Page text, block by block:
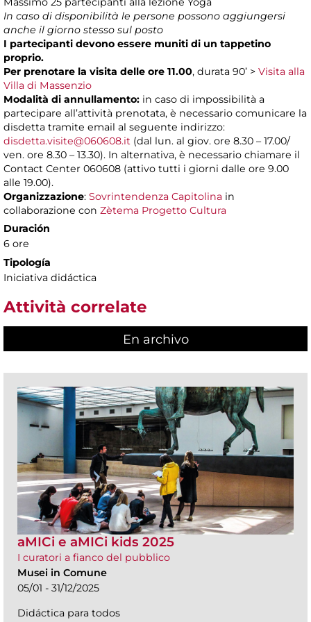
In caso di disponibilità le persone possono aggiungersi
anche il giorno stesso sul posto
I partecipanti devono essere muniti di un tappetino
proprio.
Per prenotare la visita delle ore 11.00, durata 90’ > Visita alla
Villa di Massenzio
Modalità di annullamento: in caso di impossibilità a
partecipare all’attività prenotata, è necessario comunicare la
disdetta tramite email al seguente indirizzo:
disdetta.visite@060608.it (dal lun. al giov. ore 8.30 – 17.00/
ven. ore 8.30 – 13.30). In alternativa, è necessario chiamare il
Contact Center 060608 (attivo tutti i giorni dalle ore 9.00
alle 19.00).
Organizzazione: Sovrintendenza Capitolina in
collaborazione con Zètema Progetto Cultura
Duración
6 ore
Tipología
Iniciativa didáctica
Attività correlate
En archivo
aMICi e aMICi kids 2025
I curatori a fianco del pubblico
Musei in Comune
05/01 - 31/12/2025
Didáctica para todos